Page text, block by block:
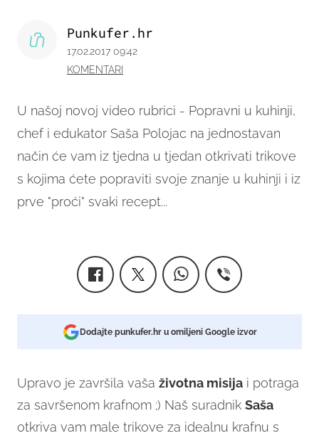
U našoj novoj video rubrici - Popravni u kuhinji,
chef i edukator Saša Polojac na jednostavan
način će vam iz tjedna u tjedan otkrivati trikove
s kojima ćete popraviti svoje znanje u kuhinji i iz
prve "proći" svaki recept...
Punkufer.hr
17.02.2017 09:42
KOMENTARI
Dodajte punkufer.hr u omiljeni Google izvor
Upravo je završila vaša životna misija i potraga
za savršenom krafnom ;) Naš suradnik Saša
otkriva vam male trikove za idealnu krafnu s